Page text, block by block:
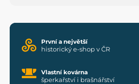
První a největší
historický e-shop v ČR
Vlastní kovárna
šperkařství i brašnářství